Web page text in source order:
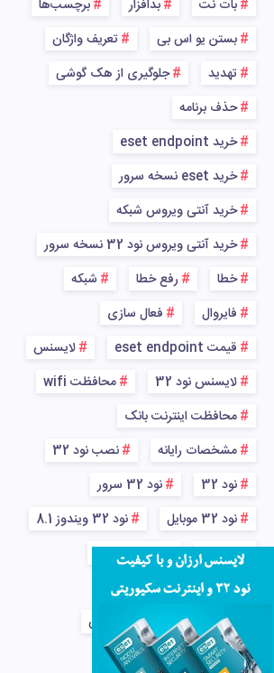
بات نت
بدافزار
برچسب‌ها
بستن یو اس بی
تعریف واژگان
تهدید
جلوگیری از هک گوشی
حذف برنامه
خرید eset endpoint
خرید eset نسخه سرور
خرید آنتی ویروس شبکه
خرید آنتی ویروس نود 32 نسخه سرور
خطا
رفع خطا
شبکه
فایروال
فعال سازی
قیمت eset endpoint
لایسنس
لایسنس نود 32
محافظت wifi
محافظت اینترنت بانک
مشخصات رایانه
نصب نود 32
نود 32
نود 32 سرور
نود 32 موبایل
نود 32 ویندوز 8.1
ویروس
ویروس شبکه
ویندوز
ویندوز 7
پاکسازی کامل رایانه از ویروس